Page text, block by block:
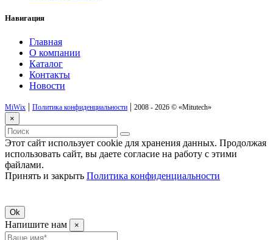
Навигация
Главная
О компании
Каталог
Контакты
Новости
MiWix | Политика конфиденциальности | 2008 - 2026 © «Mitutech»
×
Этот сайт использует cookie для хранения данных. Продолжая
использовать сайт, вы даете согласие на работу с этими
файлами.
Принять и закрыть Политика конфиденциальности
Ok
Напишите нам ×